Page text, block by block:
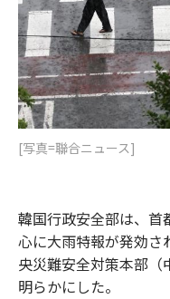
[写真=聯合ニュース]
韓国行政安全部は、首
心に大雨特報が発効さ
央災難安全対策本部（
明らかにした。